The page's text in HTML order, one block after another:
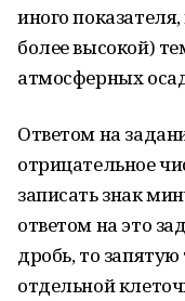
иного
более высокой)
атмосферных
Ответом на
отрицательное
записать знак
ответом на это
дробь, то
отдельной